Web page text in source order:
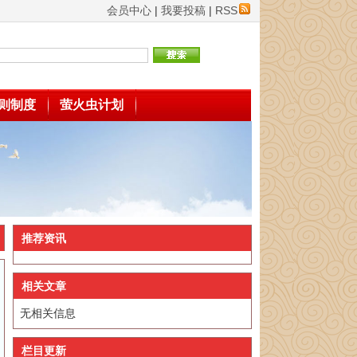
会员中心 | 我要投稿 | RSS
制度 萤火虫计划
推荐资讯
相关文章
无相关信息
栏目更新